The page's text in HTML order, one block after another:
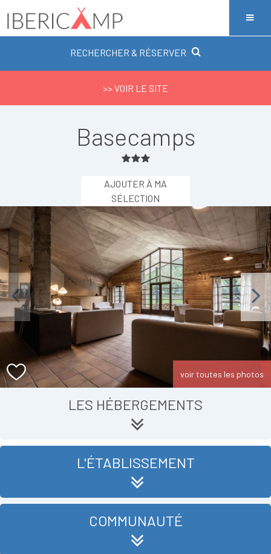
RECHERCHER & RÉSERVER
>> VOIR LE SITE
Basecamps
AJOUTER À MA
SÉLECTION
Next
voir toutes les photos
LES HÉBERGEMENTS
L'ÉTABLISSEMENT
COMMUNAUTÉ